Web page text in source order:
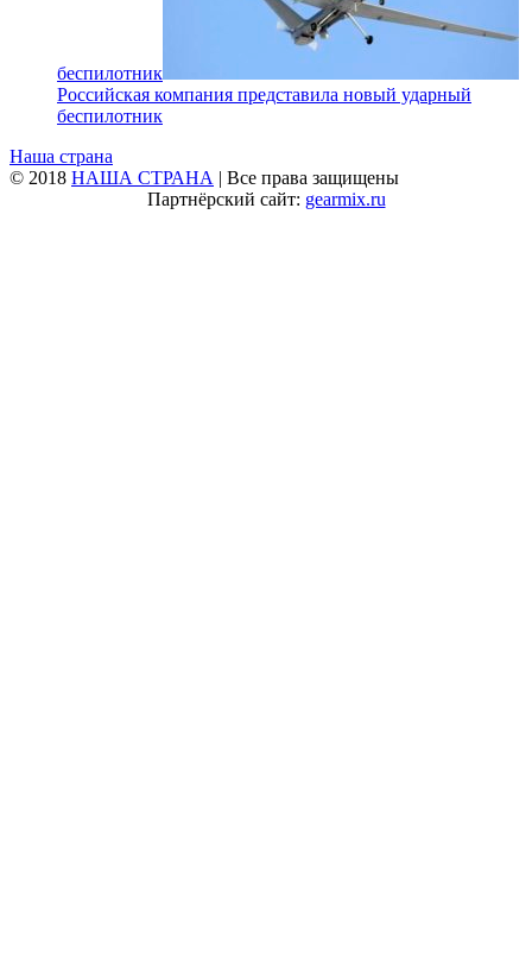
беспилотник
Российская компания представила новый ударный
беспилотник
Наша страна
© 2018 НАША СТРАНА | Все права защищены
Партнёрский сайт: gearmix.ru